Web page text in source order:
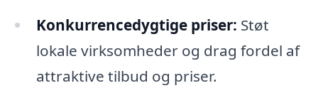
Konkurrencedygtige priser: Støt
lokale virksomheder og drag fordel af
attraktive tilbud og priser.